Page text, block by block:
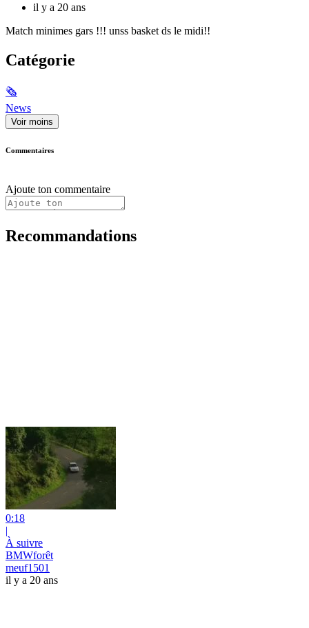
il y a 20 ans
Match minimes gars !!! unss basket ds le midi!!
Catégorie
🗞
News
Voir moins
Commentaires
Ajoute ton commentaire
Recommandations
0:18
|
À suivre
BMWforêt
meuf1501
il y a 20 ans